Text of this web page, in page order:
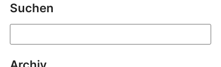
Suchen